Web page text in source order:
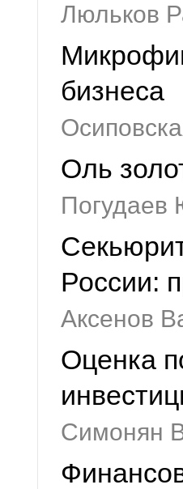
Люльков
бизнеса
Оль
Погудаев
России:
Аксенов
Оценка
Симонян